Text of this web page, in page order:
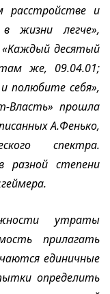
расстройстве и
жизни легче»,
«Каждый десятый
же, 09.04.01;
полюбите себя»,
Власть» прошла
А.Фенько,
спектра.
разной степени
утраты
прилагать
единичные
определить